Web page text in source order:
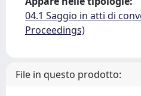
04.1 Saggio in atti di
Proceedings)
File in questo prodotto: